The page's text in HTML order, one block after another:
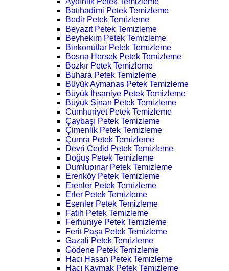
Batıhadimi Petek Temizleme
Bedir Petek Temizleme
Beyazıt Petek Temizleme
Beyhekim Petek Temizleme
Binkonutlar Petek Temizleme
Bosna Hersek Petek Temizleme
Bozkır Petek Temizleme
Buhara Petek Temizleme
Büyük Aymanas Petek Temizleme
Büyük İhsaniye Petek Temizleme
Büyük Sinan Petek Temizleme
Cumhuriyet Petek Temizleme
Çaybaşı Petek Temizleme
Çimenlik Petek Temizleme
Çumra Petek Temizleme
Devri Cedid Petek Temizleme
Doğuş Petek Temizleme
Dumlupınar Petek Temizleme
Erenköy Petek Temizleme
Erenler Petek Temizleme
Erler Petek Temizleme
Esenler Petek Temizleme
Fatih Petek Temizleme
Ferhuniye Petek Temizleme
Ferit Paşa Petek Temizleme
Gazali Petek Temizleme
Gödene Petek Temizleme
Hacı Hasan Petek Temizleme
Hacı Kaymak Petek Temizleme